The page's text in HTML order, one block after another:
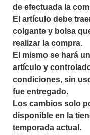
de efectuada la
El artículo debe
colgante y bolsa
realizar la compra.
El mismo se hará
artículo y
condiciones, sin
fue entregado.
Los cambios solo
disponible en la
temporada actual.